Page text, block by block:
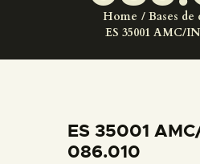
Home Bases de
ES 35001 AMC/
COLECCIONES
ES 35001
086.010